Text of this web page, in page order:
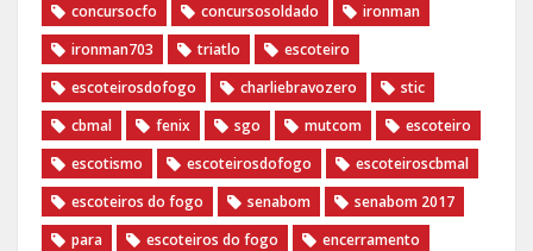
concursocfo
concursosoldado
ironman
ironman703
triatlo
escoteiro
escoteirosdofogo
charliebravozero
stic
cbmal
fenix sgo mutcom
escoteiro
escotismo
escoteirosdofogo
escoteiroscbmal
escoteiros do fogo
senabom
senabom 2017
para
escoteiros do fogo
encerramento